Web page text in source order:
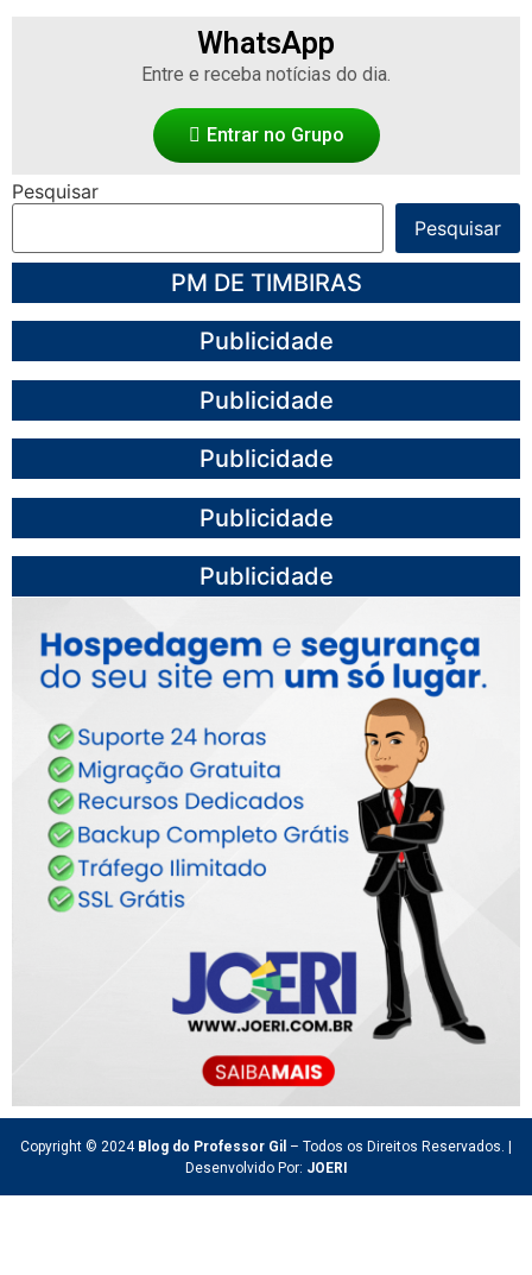
WhatsApp
Entre e receba notícias do dia.
Entrar no Grupo
Pesquisar
Pesquisar
PM DE TIMBIRAS
Publicidade
Publicidade
Publicidade
Publicidade
Publicidade
Copyright © 2024 Blog do Professor Gil – Todos os Direitos Reservados. |
Desenvolvido Por: JOERI